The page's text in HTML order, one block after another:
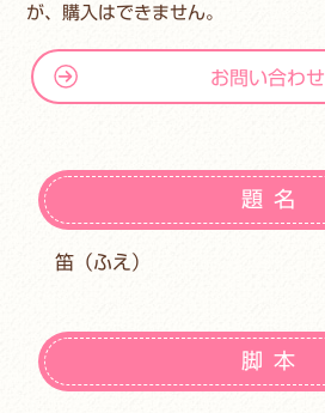
が、購入はできません。
お問い合わせ
題名
笛（ふえ）
脚本